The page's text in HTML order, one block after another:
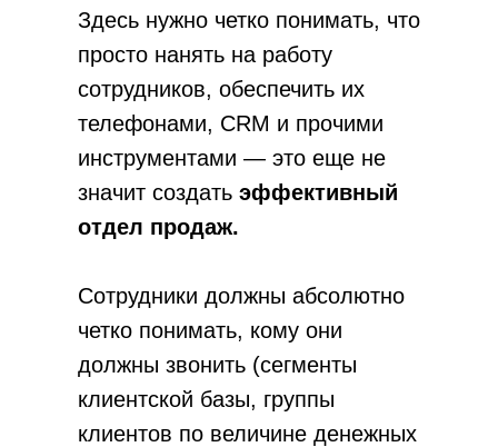
Здесь нужно четко понимать, что
просто нанять на работу
сотрудников, обеспечить их
телефонами, CRM и прочими
инструментами — это еще не
значит создать эффективный
отдел продаж.
Сотрудники должны абсолютно
четко понимать, кому они
должны звонить (сегменты
клиентской базы, группы
клиентов по величине денежных